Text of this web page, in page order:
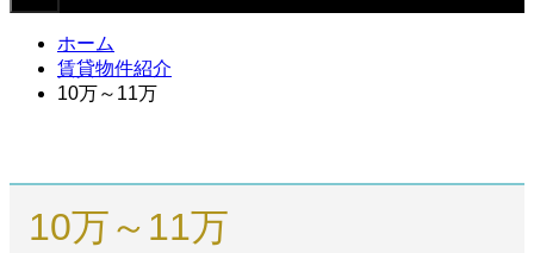
ホーム
賃貸物件紹介
10万～11万
10万～11万